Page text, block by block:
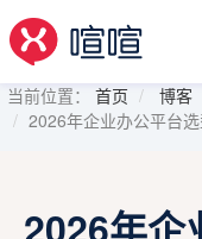
当前位置： 首页 博客
2026年企业办公平台